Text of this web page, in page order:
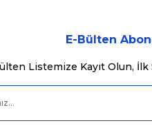
E-Bülten
Listemize Kayıt Olun,